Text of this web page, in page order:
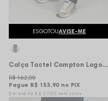
ESGOTOUAVISE-ME
Calça Tactel Compton Logo Vertical - Preta
Pague R$ 153,90 no PIX
R$ 162,00
6x R$ 27,00 sem juros